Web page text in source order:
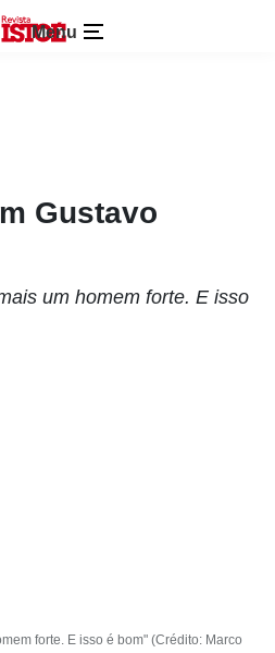
Menu
Gustavo
um homem forte. E isso
forte. E isso é bom" (Crédito: Marco